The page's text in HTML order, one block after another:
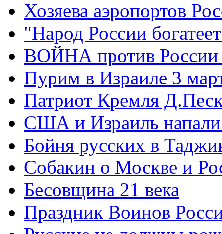
Хозяева аэропортов
"Народ России
ВОЙНА против России
Пурим в Израиле 3
Патриот Кремля
США и Израиль
Бойня русских в
Собакин о Москве и
Бесовщина 21 века
Праздник Воинов